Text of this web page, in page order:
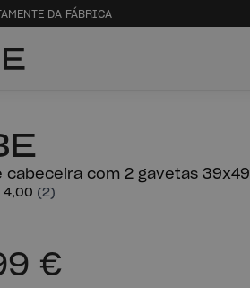
DA FÁBRICA
cabeceira com 2 gavetas 39x49
€